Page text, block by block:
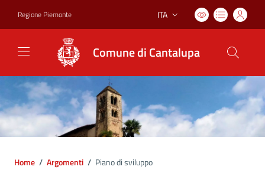
Regione Piemonte Lingua attiva:
ITA
Comune di Cantalupa
Home / Argomenti / Piano di sviluppo